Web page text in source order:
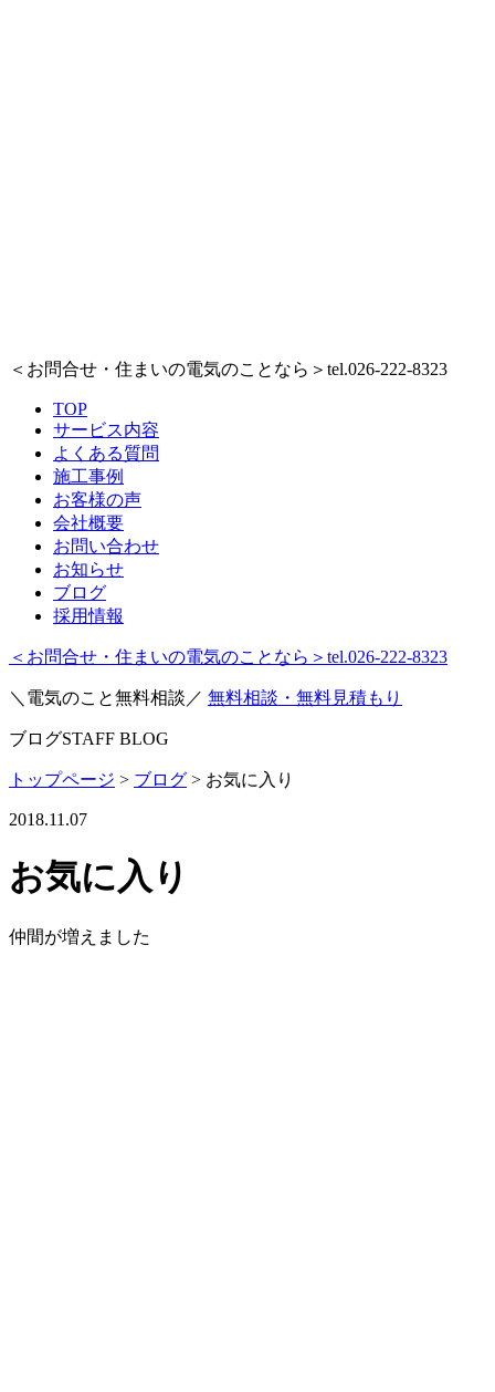
＜お問合せ・住まいの電気のことなら＞ tel.026-222-8323
TOP
サービス内容
よくある質問
施工事例
お客様の声
会社概要
お問い合わせ
お知らせ
ブログ
採用情報
＜お問合せ・住まいの電気のことなら＞ tel.026-222-8323
＼電気のこと無料相談／ 無料相談・無料見積もり
ブログSTAFF BLOG
トップページ > ブログ > お気に入り
2018.11.07
お気に入り
仲間が増えました